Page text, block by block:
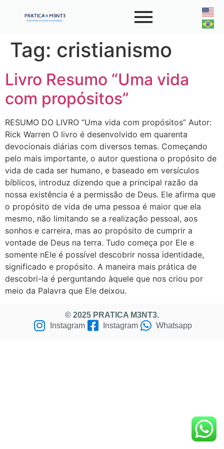
Tag: cristianismo
Livro Resumo “Uma vida
com propósitos”
RESUMO DO LIVRO “Uma vida com propósitos” Autor:
Rick Warren O livro é desenvolvido em quarenta
devocionais diárias com diversos temas. Começando
pelo mais importante, o autor questiona o propósito de
vida de cada ser humano, e baseado em versículos
bíblicos, introduz dizendo que a principal razão da
nossa existência é a permissão de Deus. Ele afirma que
o propósito de vida de uma pessoa é maior que ela
mesmo, não limitando se a realização pessoal, aos
sonhos e carreira, mas ao propósito de cumprir a
vontade de Deus na terra. Tudo começa por Ele e
somente nEle é possível descobrir nossa identidade,
significado e propósito. A maneira mais prática de
descobri-la é perguntando àquele que nos criou por
meio da Palavra que Ele deixou.
© 2025 PRATICA M3NT3.
Instagram
Instagram Whatsapp